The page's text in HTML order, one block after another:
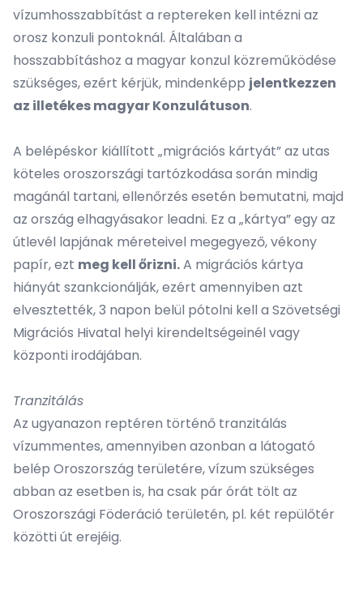
vízumhosszabbítást a reptereken kell intézni az
orosz konzuli pontoknál. Általában a
hosszabbításhoz a magyar konzul közreműködése
szükséges, ezért kérjük, mindenképp jelentkezzen
az illetékes magyar Konzulátuson.
A belépéskor kiállított „migrációs kártyát” az utas
köteles oroszországi tartózkodása során mindig
magánál tartani, ellenőrzés esetén bemutatni, majd
az ország elhagyásakor leadni. Ez a „kártya” egy az
útlevél lapjának méreteivel megegyező, vékony
papír, ezt meg kell őrizni.A migrációs kártya
hiányát szankcionálják, ezért amennyiben azt
elvesztették, 3 napon belül pótolni kell a Szövetségi
Migrációs Hivatal helyi kirendeltségeinél vagy
központi irodájában.
Tranzitálás
Az ugyanazon reptéren történő tranzitálás
vízummentes, amennyiben azonban a látogató
belép Oroszország területére, vízum szükséges
abban az esetben is, ha csak pár órát tölt az
Oroszországi Föderáció területén, pl. két repülőtér
közötti út erejéig.